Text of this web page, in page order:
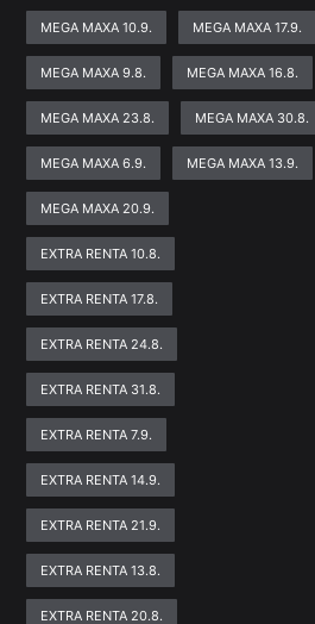
MEGA MAXA 10.9. MEGA MAXA 17.9.
MEGA MAXA 9.8. MEGA MAXA 16.8.
MEGA MAXA 23.8. MEGA MAXA 30.8.
MEGA MAXA 6.9. MEGA MAXA 13.9.
MEGA MAXA 20.9.
EXTRA RENTA 10.8.
EXTRA RENTA 17.8.
EXTRA RENTA 24.8.
EXTRA RENTA 31.8.
EXTRA RENTA 7.9.
EXTRA RENTA 14.9.
EXTRA RENTA 21.9.
EXTRA RENTA 13.8.
EXTRA RENTA 20.8.